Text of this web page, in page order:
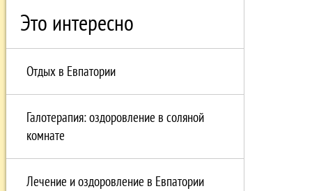
Это интересно
Отдых в Eвпатории
Галотерапия: оздоровление в соляной
комнате
Лечение и оздоровление в Евпатории